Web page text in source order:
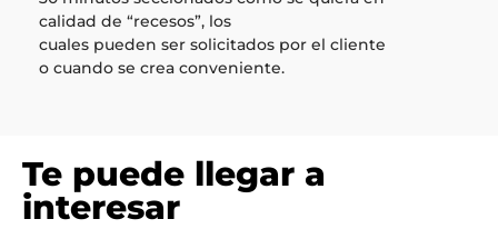
calidad de “recesos”, los
cuales pueden ser solicitados por el cliente
o cuando se crea conveniente.
Te puede llegar a
interesar